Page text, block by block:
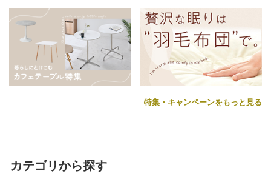
特集・キャンペーンをもっと見る
カテゴリから探す